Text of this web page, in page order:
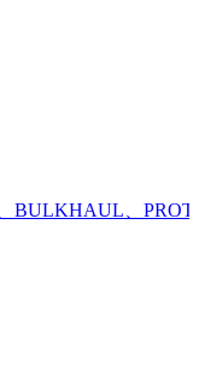
BULKHAUL、